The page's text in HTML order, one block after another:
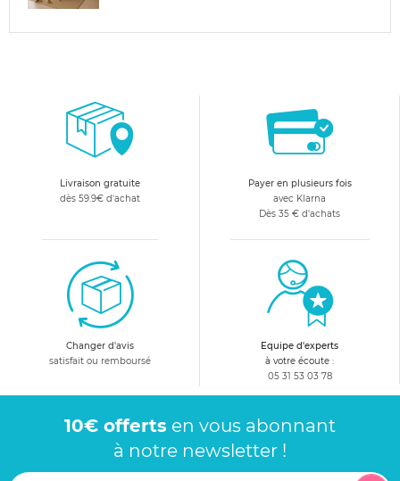
Livraison gratuite
dès 59.9€ d'achat
Payer en plusieurs fois
avec Klarna
Dès 35 € d'achats
Changer d'avis
satisfait ou remboursé
Equipe d'experts
à votre écoute :
05 31 53 03 78
10€ offerts en vous abonnant
à notre newsletter !